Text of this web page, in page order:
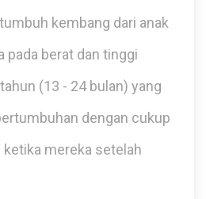
kembang dari anak
pada berat dan tinggi
(13 - 24 bulan) yang
dengan cukup
mereka setelah